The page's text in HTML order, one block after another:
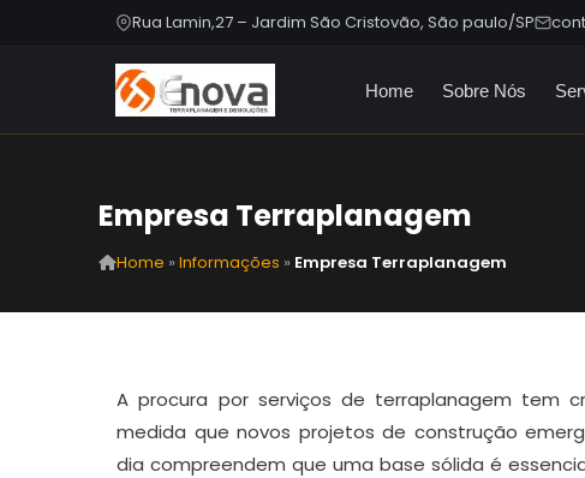
Rua Lamin,27 – Jardim São Cristovão, São paulo/SP
Home Sobre Nós
Empresa Terraplanagem
Home »Informações » Empresa Terraplanagem
A procura por serviços de terraplanagem tem
medida que novos projetos de construção
dia compreendem que uma base sólida é